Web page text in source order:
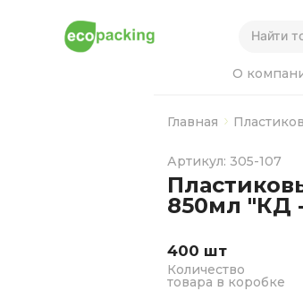
О
Главная
Артикул: 305-107
850мл "КД
400 шт
Количество
товара в коробке